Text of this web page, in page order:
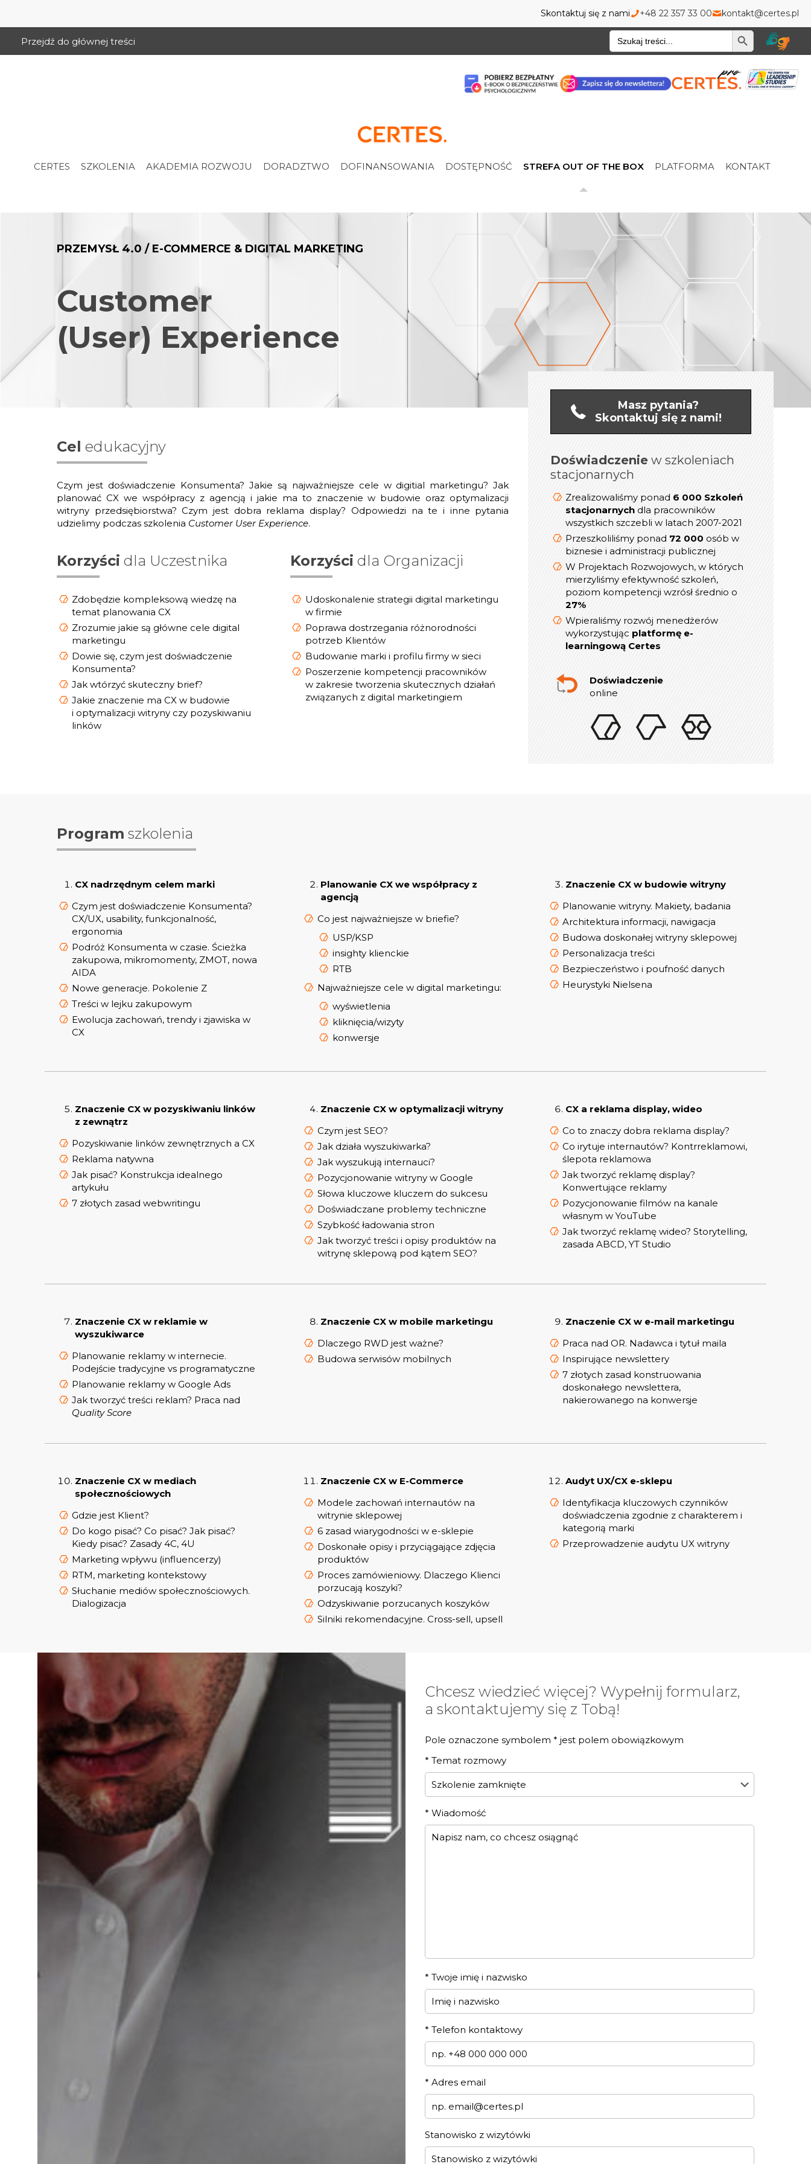
Skontaktuj się z nami +48 22 357 33 00 kontakt@certes.pl
Przejdź do głównej treści
Wyszukiwarka
CERTES SZKOLENIA AKADEMIA ROZWOJU DORADZTWO DOFINANSOWANIA DOSTĘPNOŚĆ STREFA OUT OF THE BOX PLATFORMA KONTAKT
PRZEMYSŁ 4.0 / E-COMMERCE & DIGITAL MARKETING
Customer
(User) Experience
Cel edukacyjny
Czym jest doświadczenie Konsumenta? Jakie są najważniejsze cele w digitial marketingu? Jak
planować CX we współpracy z agencją i jakie ma to znaczenie w budowie oraz optymalizacji
witryny przedsiębiorstwa? Czym jest dobra reklama display? Odpowiedzi na te i inne pytania
udzielimy podczas szkolenia Customer User Experience.
Korzyści dla Uczestnika
Zdobędzie kompleksową wiedzę na
temat planowania CX
Zrozumie jakie są główne cele digital
marketingu
Dowie się, czym jest doświadczenie
Konsumenta?
Jak wtórzyć skuteczny brief?
Jakie znaczenie ma CX w budowie
i optymalizacji witryny czy pozyskiwaniu
linków
Korzyści dla Organizacji
Udoskonalenie strategii digital marketingu
w firmie
Poprawa dostrzegania różnorodności
potrzeb Klientów
Budowanie marki i profilu firmy w sieci
Poszerzenie kompetencji pracowników
w zakresie tworzenia skutecznych działań
związanych z digital marketingiem
Masz pytania?
Skontaktuj się z nami!
Doświadczenie w szkoleniach
stacjonarnych
Zrealizowaliśmy ponad 6 000 Szkoleń
stacjonarnych dla pracowników
wszystkich szczebli w latach 2007-2021
Przeszkoliliśmy ponad 72 000 osób w
biznesie i administracji publicznej
W Projektach Rozwojowych, w których
mierzyliśmy efektywność szkoleń,
poziom kompetencji wzrósł średnio o
27%
Wpieraliśmy rozwój menedżerów
wykorzystując platformę e-
learningową Certes
Doświadczenie
online
Doświadczenie
online
Zrealizowaliśmy ponad
1 200 Szkoleń
online/Webinarów
dla kadry
Menedżerskiej w latach 2019-2021
Przeszkoliliśmy ponad
800
prezesów,
dyrektorów, menedżerów i
kierowników
W Projektach Rozwojowych, w których
mierzyliśmy efektywność szkoleń,
poziom kompetencji wzrósł średnio o
Wpieraliśmy rozwój menedżerów
wykorzystując
platformę e-
learningową Certes
indywidualnych sesji rozwojowych
online dla Menedżerów i Dyrektorów
Doświadczenie
w szkoleniach stacjonarnych
Program szkolenia
CX nadrzędnym celem marki
Czym jest doświadczenie Konsumenta?
CX/UX, usability, funkcjonalność,
ergonomia
Podróż Konsumenta w czasie. Ścieżka
zakupowa, mikromomenty, ZMOT, nowa
AIDA
Nowe generacje. Pokolenie Z
Treści w lejku zakupowym
Ewolucja zachowań, trendy i zjawiska w
CX
Planowanie CX we współpracy z
agencją
Co jest najważniejsze w briefie?
USP/KSP
insighty klienckie
RTB
Najważniejsze cele w digital marketingu:
wyświetlenia
kliknięcia/wizyty
konwersje
Znaczenie CX w budowie witryny
Planowanie witryny. Makiety, badania
Architektura informacji, nawigacja
Budowa doskonałej witryny sklepowej
Personalizacja treści
Bezpieczeństwo i poufność danych
Heurystyki Nielsena
Znaczenie CX w pozyskiwaniu linków
z zewnątrz
Pozyskiwanie linków zewnętrznych a CX
Reklama natywna
Jak pisać? Konstrukcja idealnego
artykułu
7 złotych zasad webwritingu
Znaczenie CX w optymalizacji witryny
Czym jest SEO?
Jak działa wyszukiwarka?
Jak wyszukują internauci?
Pozycjonowanie witryny w Google
Słowa kluczowe kluczem do sukcesu
Doświadczane problemy techniczne
Szybkość ładowania stron
Jak tworzyć treści i opisy produktów na
witrynę sklepową pod kątem SEO?
CX a reklama display, wideo
Co to znaczy dobra reklama display?
Co irytuje internautów? Kontrreklamowi,
ślepota reklamowa
Jak tworzyć reklamę display?
Konwertujące reklamy
Pozycjonowanie filmów na kanale
własnym w YouTube
Jak tworzyć reklamę wideo? Storytelling,
zasada ABCD, YT Studio
Znaczenie CX w reklamie w
wyszukiwarce
Planowanie reklamy w internecie.
Podejście tradycyjne vs programatyczne
Planowanie reklamy w Google Ads
Jak tworzyć treści reklam? Praca nad
Quality Score
Znaczenie CX w mobile marketingu
Dlaczego RWD jest ważne?
Budowa serwisów mobilnych
Znaczenie CX w e-mail marketingu
Praca nad OR. Nadawca i tytuł maila
Inspirujące newslettery
7 złotych zasad konstruowania
doskonałego newslettera,
nakierowanego na konwersje
Znaczenie CX w mediach
społecznościowych
Gdzie jest Klient?
Do kogo pisać? Co pisać? Jak pisać?
Kiedy pisać? Zasady 4C, 4U
Marketing wpływu (influencerzy)
RTM, marketing kontekstowy
Słuchanie mediów społecznościowych.
Dialogizacja
Znaczenie CX w E-Commerce
Modele zachowań internautów na
witrynie sklepowej
6 zasad wiarygodności w e-sklepie
Doskonałe opisy i przyciągające zdjęcia
produktów
Proces zamówieniowy. Dlaczego Klienci
porzucają koszyki?
Odzyskiwanie porzucanych koszyków
Silniki rekomendacyjne. Cross-sell, upsell
Audyt UX/CX e-sklepu
Identyfikacja kluczowych czynników
doświadczenia zgodnie z charakterem i
kategorią marki
Przeprowadzenie audytu UX witryny
Chcesz wiedzieć więcej? Wypełnij formularz,
a skontaktujemy się z Tobą!
Pole oznaczone symbolem * jest polem obowiązkowym
* Temat rozmowy
* Wiadomość
* Twoje imię i nazwisko
* Telefon kontaktowy
* Adres email
Stanowisko z wizytówki